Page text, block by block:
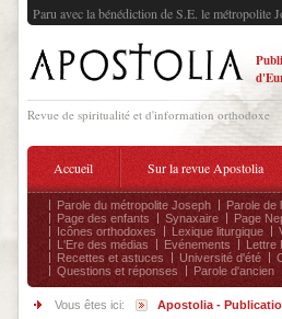
Paru avec la bénédiction de S.E. le métropolite
Revue de spiritualité et d'information orthodoxe
Accueil Sur la revue Apostolia
Parole du métropolite Joseph Parole de
Page des enfants
Synaxaire Page
Icônes orthodoxes
Lexique liturgique
L'Ere des médias
Evénements Lettre
Recettes et astuces
Université d'été
Questions et réponses
Parole d'ancien
Vous êtes ici: Apostolia -